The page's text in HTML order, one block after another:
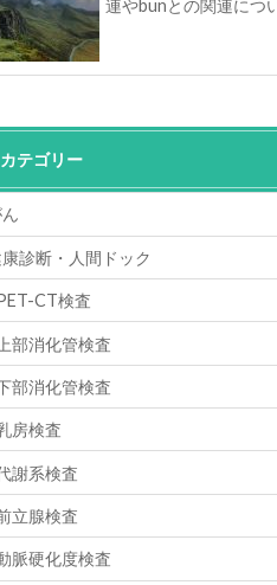
連やbunとの関連につ
カテゴリー
診断・人間ドック
CT検査
上部消化管検査
部消化管検査
房検査
謝系検査
立腺検査
脈硬化度検査